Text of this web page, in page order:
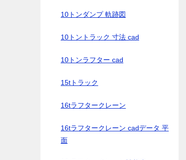
10トンダンプ 軌跡図
10トントラック 寸法 cad
10トンラフター cad
15tトラック
16tラフタークレーン
16tラフタークレーン cadデータ 平
面